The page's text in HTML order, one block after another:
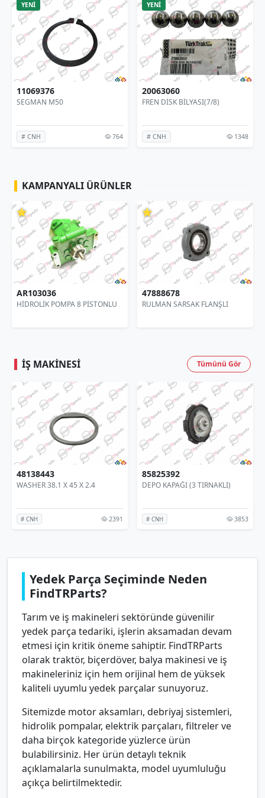
M50
YENİ
FREN DİSK BİLYASI(7/8)
# CNH
YENİ
#
KAMPANYALI ÜRÜNLER
POMPA 8 PİSTONLU
⭐
47888678
RULMAN SARSAK FLANŞLI
⭐
İŞ MAKINESI Tümünü Gör
38.1 X 45 X 2.4
85825392
DEPO KAPAĞI (3 TIRNAKLI)
Yedek Parça Seçiminde Neden
FindTRParts?
Tarım ve iş makineleri sektöründe güvenilir
yedek parça tedariki, işlerin aksamadan devam
etmesi için kritik öneme sahiptir. FindTRParts
olarak traktör, biçerdöver, balya makinesi ve iş
makineleriniz için hem orijinal hem de yüksek
kaliteli uyumlu yedek parçalar sunuyoruz.
Sitemizde motor aksamları, debriyaj sistemleri,
hidrolik pompalar, elektrik parçaları, filtreler ve
daha birçok kategoride yüzlerce ürün
bulabilirsiniz. Her ürün detaylı teknik
açıklamalarla sunulmakta, model uyumluluğu
açıkça belirtilmektedir.